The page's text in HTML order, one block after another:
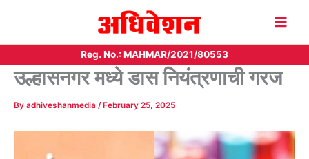
Reg. No.: MAHMAR/2021/80553
उल्हासनगर मध्ये डास नियंत्रणाची गरज
By adhiveshanmedia /February 25, 2025